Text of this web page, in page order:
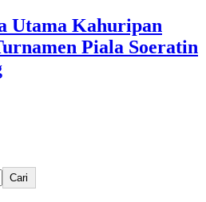
Utama Kahuripan
Piala Soeratin
Cari